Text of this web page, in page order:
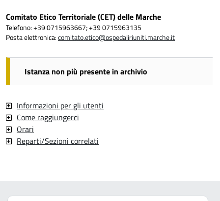
Comitato Etico Territoriale (CET) delle Marche
Telefono: +39 0715963667; +39 0715963135
Posta elettronica:comitato.etico@ospedaliriuniti.marche.it
Istanza non più presente in archivio
Informazioni per gli utenti
Come raggiungerci
Orari
Reparti/Sezioni correlati